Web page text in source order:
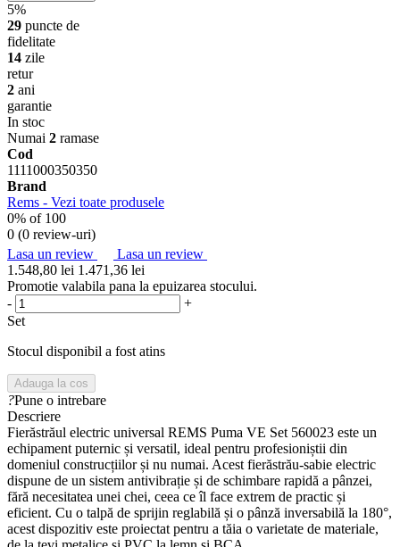
5%
29 puncte de
fidelitate
14 zile
retur
2 ani
garantie
In stoc
Numai 2 ramase
Cod
1111000350350
Brand
Rems - Vezi toate produsele
0% of 100
0 (0 review-uri)
Lasa un review
Lasa un review
1.548,80 lei 1.471,36 lei
Promotie valabila pana la epuizarea stocului.
-
+
Set
Stocul disponibil a fost atins
Adauga la cos
?Pune o intrebare
Descriere
Fierăstrăul electric universal REMS Puma VE Set 560023 este un
echipament puternic și versatil, ideal pentru profesioniștii din
domeniul construcțiilor și nu numai. Acest fierăstrău-sabie electric
dispune de un sistem antivibrație și de schimbare rapidă a pânzei,
fără necesitatea unei chei, ceea ce îl face extrem de practic și
eficient. Cu o talpă de sprijin reglabilă și o pânză inversabilă la 180°,
acest dispozitiv este proiectat pentru a tăia o varietate de materiale,